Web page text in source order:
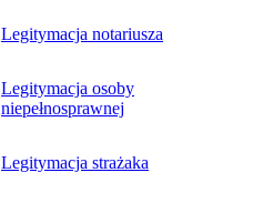
Legitymacja notariusza
Legitymacja osoby
niepełnosprawnej
Legitymacja strażaka